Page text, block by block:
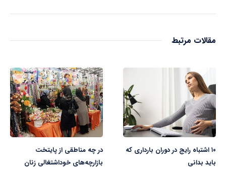
مقالات مرتبط
۱۰ اشتباه رایج در دوران بارداری که
باید بدانی
در چه مناطقی از پایتخت
بازارچه‌های خوداشتغالی زنان